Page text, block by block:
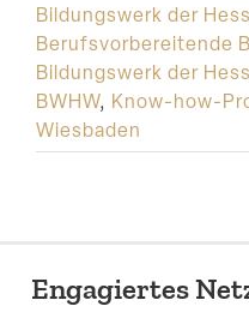
Bildungswerk der
Berufsvorbereitende
Bildungswerk der
BWHW, Know-how-
Wiesbaden
Engagiertes